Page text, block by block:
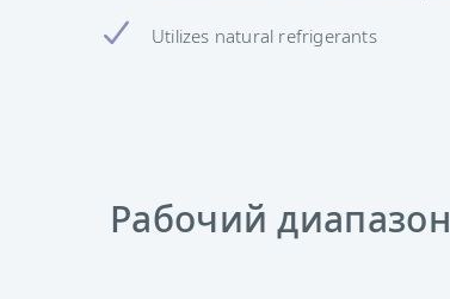
Utilizes natural refrigerants
Рабочий диапазон